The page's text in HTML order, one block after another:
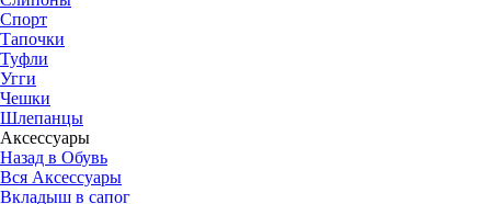
Спорт
Тапочки
Туфли
Угги
Чешки
Шлепанцы
Аксессуары
Назад в Обувь
Вся Аксессуары
Вкладыш в сапог